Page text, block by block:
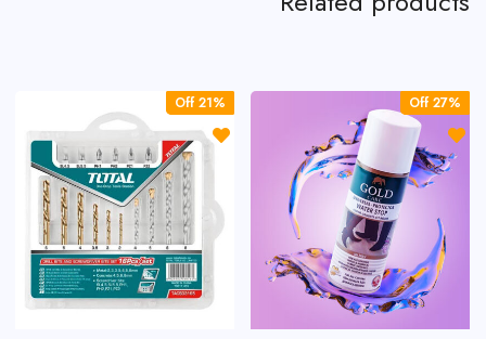
27% Off
27% Off
21% Off
21% Off